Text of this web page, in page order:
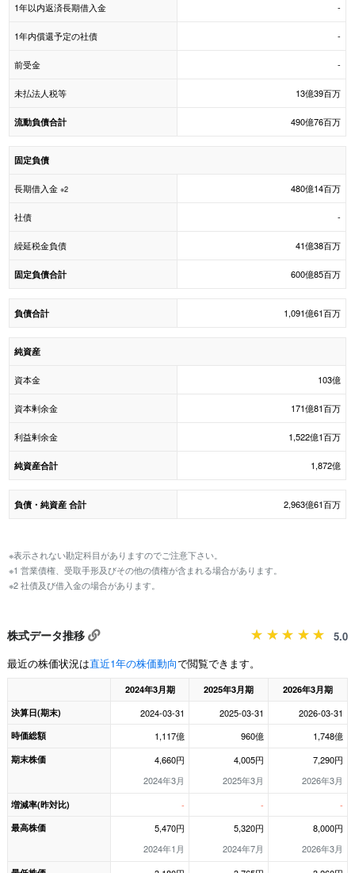
1年以内返済長期借入金 -
1年内償還予定の社債 -
前受金 -
未払法人税等 13億39百万
流動負債合計 490億76百万
固定負債
長期借入金 ※2 480億14百万
社債 -
繰延税金負債 41億38百万
固定負債合計 600億85百万
負債合計 1,091億61百万
純資産
資本金 103億
資本剰余金 171億81百万
利益剰余金 1,522億1百万
純資産合計 1,872億
負債・純資産 合計 2,963億61百万
※表示されない勘定科目がありますのでご注意下さい。
※1 営業債権、受取手形及びその他の債権が含まれる場合があります。
※2 社債及び借入金の場合があります。
株式データ推移
5.0
最近の株価状況は直近1年の株価動向で閲覧できます。
2024年3月期 2025年3月期
2026年3月期
決算日(期末)
2024-03-31 2025-03-31 2026-03-31
時価総額 1,117億 960億 1,748億
期末株価
4,660円
2024年3月
4,005円
2025年3月
7,290円
2026年3月
増減率(昨対比) - - -
最高株価
5,470円
2024年1月
5,320円
2024年7月
8,000円
2026年3月